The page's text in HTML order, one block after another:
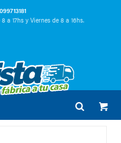
a 17hs y Viernes de 8 a 16hs.